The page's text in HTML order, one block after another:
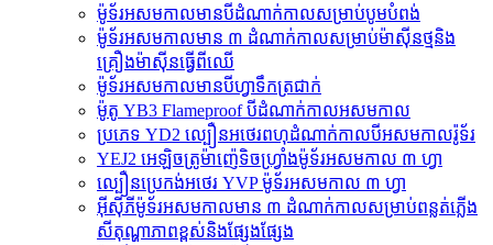
ម៉ូទ័រអសមកាលមានបីដំណាក់កាលសម្រាប់បូមបំពង់
ម៉ូទ័រអសមកាលមាន ៣ ដំណាក់កាលសម្រាប់ម៉ាស៊ីនថ្មនិង
គ្រឿងម៉ាស៊ីនធ្វើពីឈើ
ម៉ូទ័រអសមកាលមានបីហ្វាទឹកត្រជាក់
ម៉ូតូ YB3 Flameproof បីដំណាក់កាលអសមកាល
ប្រភេទ YD2 ល្បឿនអថេរពហុដំណាក់កាលបីអសមកាលរ៉ូទ័រ
YEJ2 អេឡិចត្រូម៉ាញ៉េទិចហ្វ្រាំងម៉ូទ័រអសមកាល ៣ ហ្វា
ល្បឿនប្រេកង់អថេរ YVP ម៉ូទ័រអសមកាល ៣ ហ្វា
អ៊ីស៊ីភីម៉ូទ័រអសមកាលមាន ៣ ដំណាក់កាលសម្រាប់ពន្លត់ភ្លើង
សីតុណ្ហាភាពខ្ពស់និងផ្សែងផ្សែង